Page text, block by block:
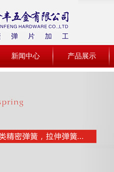
新闻中心 产品展示